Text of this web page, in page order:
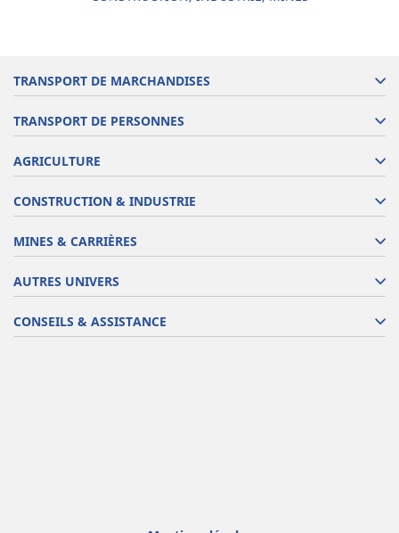
TRANSPORT DE MARCHANDISES
TRANSPORT DE PERSONNES
AGRICULTURE
CONSTRUCTION & INDUSTRIE
MINES & CARRIÈRES
AUTRES UNIVERS
CONSEILS & ASSISTANCE